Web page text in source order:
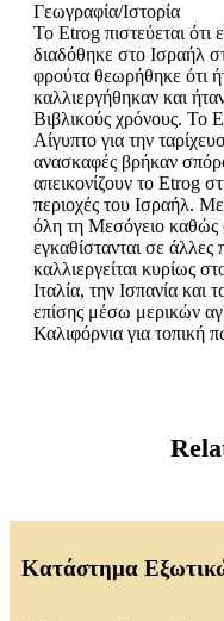
Γεωγραφία/Ιστορία
Το Etrog πιστεύεται ότι
διαδόθηκε στο Ισραήλ
φρούτα θεωρήθηκε ότι
καλλιεργήθηκαν και
Βιβλικούς χρόνους. Το
Αίγυπτο για την
ανασκαφές βρήκαν
απεικονίζουν το Etrog
περιοχές του Ισραήλ.
όλη τη Μεσόγειο καθώς
εγκαθίστανται σε
καλλιεργείται κυρίως
Ιταλία, την Ισπανία
επίσης μέσω μερικών
Καλιφόρνια για τοπική
Κατάστημα